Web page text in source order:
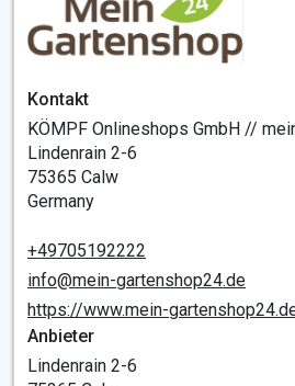
Kontakt
KÖMPF Onlineshops GmbH //
Lindenrain 2-6
75365 Calw
Germany
+49705192222
info@mein-gartenshop24.de
https://www.mein-
Anbieter
Lindenrain 2-6